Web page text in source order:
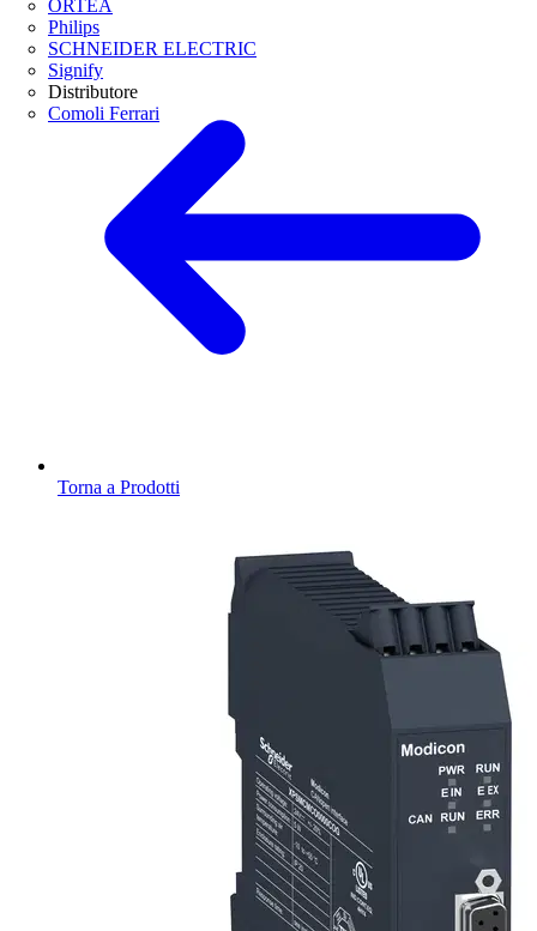
ORTEA
Philips
SCHNEIDER ELECTRIC
Signify
Distributore
Comoli Ferrari
Torna a Prodotti